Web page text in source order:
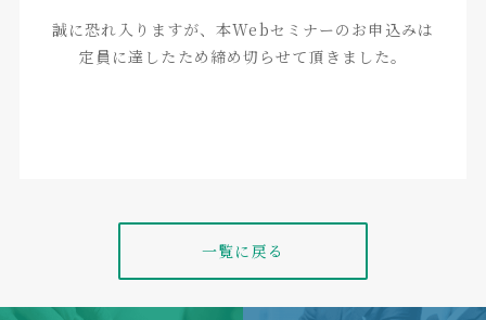
誠に恐れ入りますが、本Webセミナーのお申込みは
定員に達したため締め切らせて頂きました。
一覧に戻る